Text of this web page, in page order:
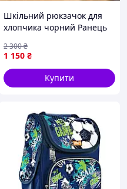
Шкільний рюкзачок для
хлопчика чорний Ранець
1 150 ₴
2 300₴
Купити